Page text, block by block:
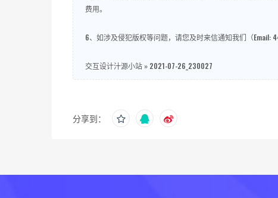
费用。
6、如涉及侵犯版权等问题，请您及时来信通知我们（
交互设计汁源小站 » 2021-07-26_230027
分享到：